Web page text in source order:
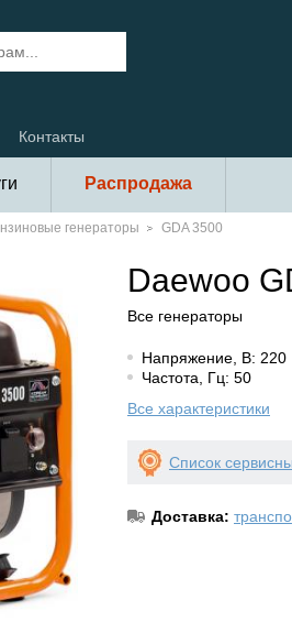
Контакты
Распродажа
генераторы GDA 3500
Daewoo
Все генераторы
Напряжение, В: 220
Частота, Гц: 50
Все характеристики
Список
Доставка: